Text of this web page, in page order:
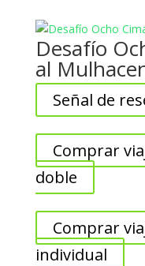
Desafío
al
Señal de
Comprar
doble
Comprar
individual